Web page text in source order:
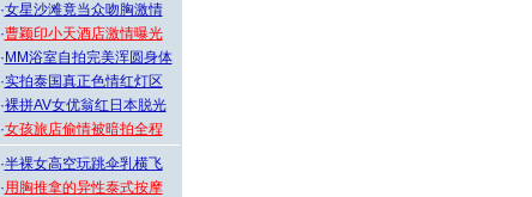
·女星沙滩竟当众吻胸激情
·曹颖印小天酒店激情曝光
· MM浴室自拍完美浑圆身体
·实拍泰国真正色情红灯区
·裸拼AV女优翁红日本脱光
·女孩旅店偷情被暗拍全程
·半裸女高空玩跳伞乳横飞
·用胸推拿的异性泰式按摩